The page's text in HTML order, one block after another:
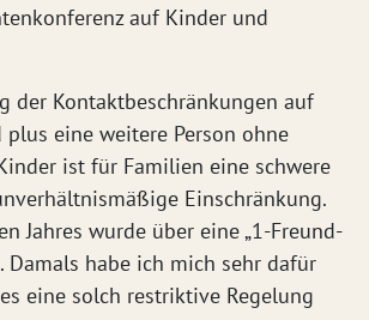
auf Kinder und
der Kontaktbeschränkungen auf
plus eine weitere Person ohne
ist für Familien eine schwere
Einschränkung.
Jahres wurde über eine „1-Freund-
Damals habe ich mich sehr dafür
eine solch restriktive Regelung